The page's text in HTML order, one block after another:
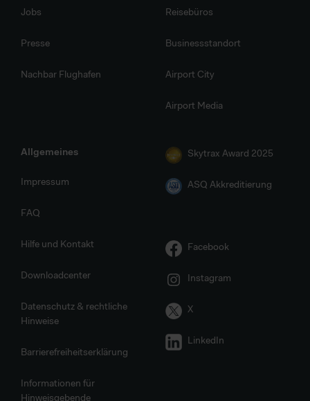
Jobs
Presse
Nachbar Flughafen
Reisebüros
Businessstandort
Airport City
Airport Media
Allgemeines
Impressum
FAQ
Hilfe und Kontakt
Downloadcenter
Datenschutz & rechtliche
Hinweise
Barrierefreiheitserklärung
Informationen für
Hinweisgebende
Skytrax Award 2025
ASQ Akkreditierung
Facebook
Instagram
X
LinkedIn